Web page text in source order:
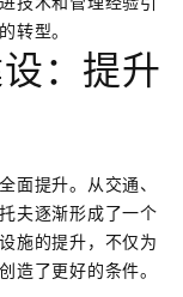
转型。
：提升
面提升。从交通、
夫逐渐形成了一个
施的提升，不仅为
造了更好的条件。